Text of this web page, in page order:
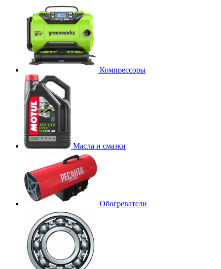
Компрессоры
Масла и смазки
Обогреватели